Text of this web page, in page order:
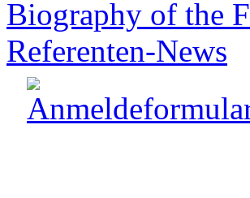
Biography of the
Referenten-News